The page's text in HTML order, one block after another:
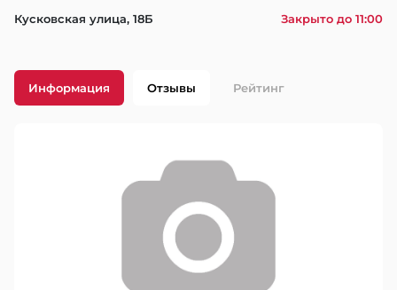
Кусковская улица, 18Б
Закрыто до 11:00
Информация Отзывы Рейтинг